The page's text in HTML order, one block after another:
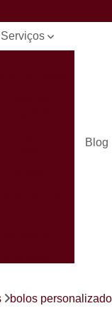
Serviços
pastéis
Blog
bolos